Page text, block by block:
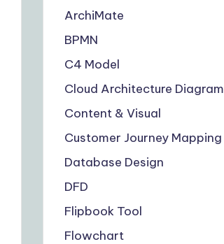
ArchiMate
BPMN
C4 Model
Cloud Architecture Diagram
Content & Visual
Customer Journey Mapping
Database Design
DFD
Flipbook Tool
Flowchart